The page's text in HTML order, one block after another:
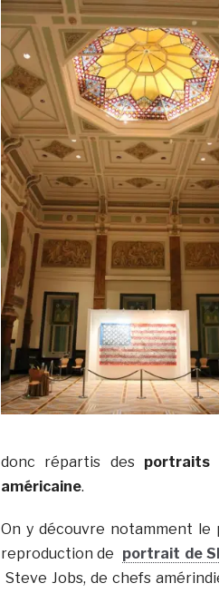
donc répartis des portraits
américaine.
On y découvre notamment le
reproduction de portrait de
Steve Jobs, de chefs